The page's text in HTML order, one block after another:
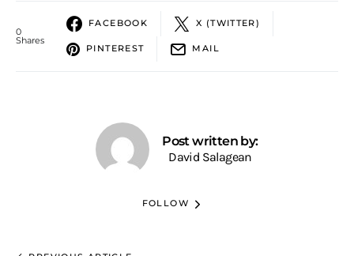
0
Shares
FACEBOOK X (TWITTER)
PINTEREST MAIL
Post written by:
David Salagean
FOLLOW